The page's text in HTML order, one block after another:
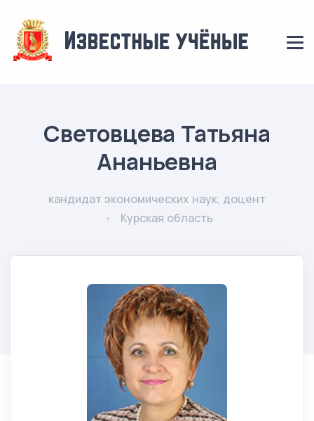
Световцева Татьяна
Ананьевна
кандидат экономических наук, доцент
Курская область